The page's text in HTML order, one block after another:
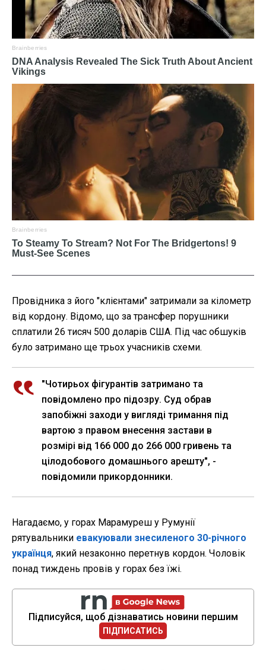
Провідника з його "клієнтами" затримали за кілометр
від кордону. Відомо, що за трансфер порушники
сплатили 26 тисяч 500 доларів США. Під час обшуків
було затримано ще трьох учасників схеми.
"Чотирьох фігурантів затримано та
повідомлено про підозру. Суд обрав
запобіжні заходи у вигляді тримання під
вартою з правом внесення застави в
розмірі від 166 000 до 266 000 гривень та
цілодобового домашнього арешту", -
повідомили прикордонники.
Нагадаємо, у горах Марамуреш у Румунії
рятувальники евакуювали знесиленого 30-річного
українця, який незаконно перетнув кордон. Чоловік
понад тиждень провів у горах без їжі.
Підписуйся, щоб дізнаватись новини першим
ПІДПИСАТИСЬ